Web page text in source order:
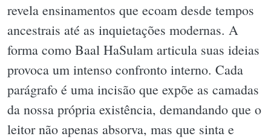
revela ensinamentos que ecoam desde tempos
ancestrais até as inquietações modernas. A
forma como Baal HaSulam articula suas ideias
provoca um intenso confronto interno. Cada
parágrafo é uma incisão que expõe as camadas
da nossa própria existência, demandando que o
leitor não apenas absorva, mas que sinta e